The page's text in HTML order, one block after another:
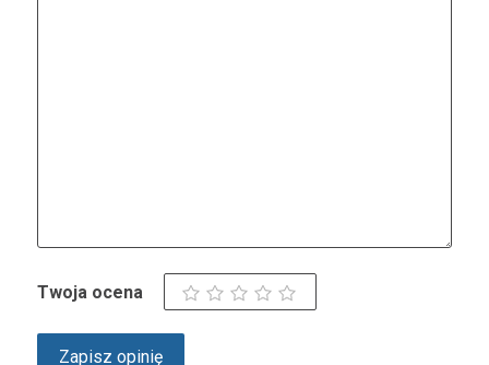
Twoja ocena